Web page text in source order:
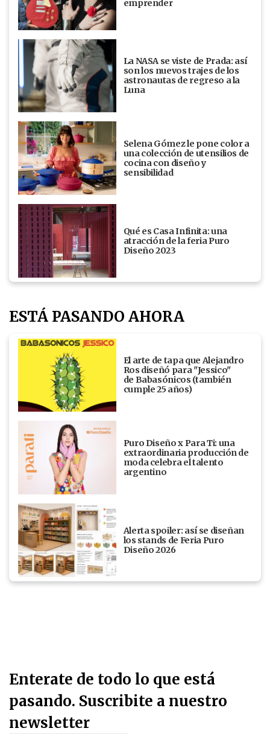
emprender
La NASA se viste de Prada: así
son los nuevos trajes de los
astronautas de regreso a la
Luna
Selena Gómez le pone color a
una colección de utensilios de
cocina con diseño y
sensibilidad
Qué es Casa Infinita: una
atracción de la feria Puro
Diseño 2023
ESTÁ PASANDO AHORA
El arte de tapa que Alejandro
Ros diseñó para "Jessico"
de Babasónicos (también
cumple 25 años)
Puro Diseño x Para Ti: una
extraordinaria producción de
moda celebra el talento
argentino
Alerta spoiler: así se diseñan
los stands de Feria Puro
Diseño 2026
Enterate de todo lo que está
pasando. Suscribite a nuestro
newsletter